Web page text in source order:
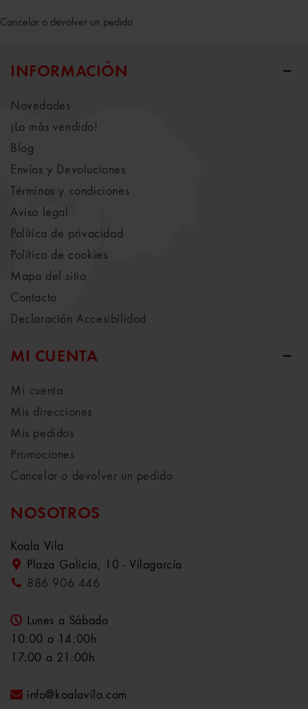
Cancelar o devolver un pedido
INFORMACIÓN
Novedades
¡Lo más vendido!
Blog
Envíos y Devoluciones
Términos y condiciones
Aviso legal
Política de privacidad
Política de cookies
Mapa del sitio
Contacto
Declaración Accesibilidad
MI CUENTA
Mi cuenta
Mis direcciones
Mis pedidos
Promociones
Cancelar o devolver un pedido
NOSOTROS
Koala Vila
Plaza Galicia, 10 - Vilagarcía
886 906 446
Lunes a Sábado
10:00 a 14:00h
17:00 a 21:00h
info@koalavila.com